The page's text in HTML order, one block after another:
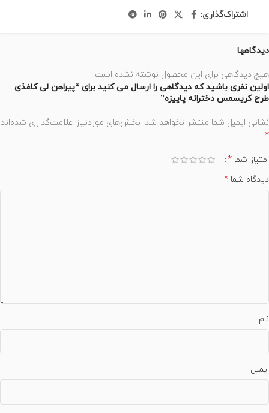
اشتراک‌گذاری:
دیدگاهها
هیچ دیدگاهی برای این محصول نوشته نشده است.
اولین نفری باشید که دیدگاهی را ارسال می کنید برای “پیراهن لی کاغذی
طرح کریسمس دخترانه پاییزه”
نشانی ایمیل شما منتشر نخواهد شد. بخش‌های موردنیاز علامت‌گذاری شده‌اند
*
امتیاز شما *
دیدگاه شما *
نام
ایمیل